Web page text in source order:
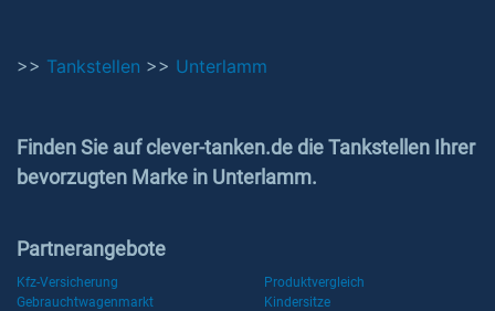
>> Tankstellen >> Unterlamm
Finden Sie auf clever-tanken.de die Tankstellen Ihrer
bevorzugten Marke in Unterlamm.
Partnerangebote
Kfz-Versicherung
Produktvergleich
Gebrauchtwagenmarkt
Kindersitze